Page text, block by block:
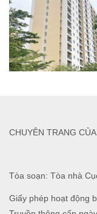
Tòa soạn: Tòa nhà
Giấy phép hoạt động
CHUYÊN TRANG